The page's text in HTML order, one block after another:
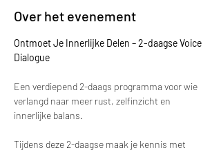
Over het evenement
Ontmoet Je Innerlijke Delen – 2-daagse Voice
Dialogue
Een verdiepend 2-daags programma voor wie
verlangd naar meer rust, zelfinzicht en
innerlijke balans.
Tijdens deze 2-daagse maak je kennis met